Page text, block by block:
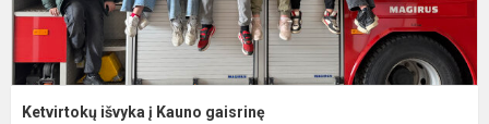
Ketvirtokų išvyka į Kauno gaisrinę